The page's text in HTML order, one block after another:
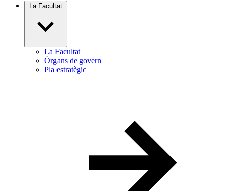
La Facultat
La Facultat
Òrgans de govern
Pla estratègic